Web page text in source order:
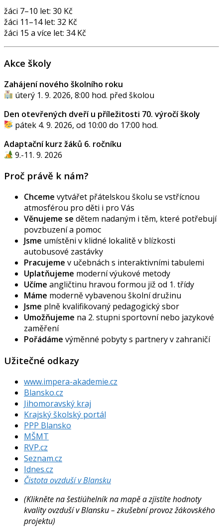
žáci 7–10 let: 30 Kč
žáci 11–14 let: 32 Kč
žáci 15 a více let: 34 Kč
Akce školy
Zahájení nového školního roku
úterý 1. 9. 2026, 8:00 hod. před školou
Den otevřených dveří u příležitosti 70. výročí školy
pátek 4. 9. 2026, od 10:00 do 17:00 hod.
Adaptační kurz žáků 6. ročníku
9.-11. 9. 2026
Proč právě k nám?
Chceme vytvářet přátelskou školu se vstřícnou
atmosférou pro děti i pro Vás
Věnujeme se dětem nadaným i těm, které potřebují
povzbuzení a pomoc
Jsme umístěni v klidné lokalitě v blízkosti
autobusové zastávky
Pracujeme v učebnách s interaktivními tabulemi
Uplatňujeme moderní výukové metody
Učíme angličtinu hravou formou již od 1. třídy
Máme moderně vybavenou školní družinu
Jsme plně kvalifikovaný pedagogický sbor
Umožňujeme na 2. stupni sportovní nebo jazykové
zaměření
Pořádáme výměnné pobyty s partnery v zahraničí
Užitečné odkazy
www.impera-akademie.cz
Blansko.cz
Jihomoravský kraj
Krajský školský portál
PPP Blansko
MŠMT
RVP.cz
Seznam.cz
Idnes.cz
Čistota ovzduší v Blansku
(Klikněte na šestiúhelník na mapě a zjistíte hodnoty
kvality ovzduší v Blansku – zkušební provoz žákovského
projektu)